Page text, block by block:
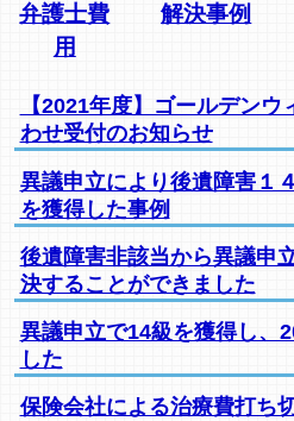
弁護士費
用
解決事例
【2021年度】ゴールデン
わせ受付のお知らせ
異議申立により後遺障害１
を獲得した事例
後遺障害非該当から異議申
決することができました
異議申立で14級を獲得し、
した
保険会社による治療費打ち